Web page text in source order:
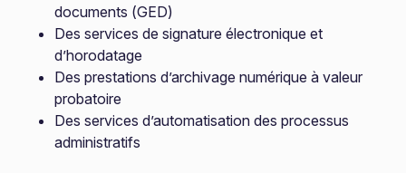
documents (GED)
Des services de signature électronique et
d’horodatage
Des prestations d’archivage numérique à valeur
probatoire
Des services d’automatisation des processus
administratifs